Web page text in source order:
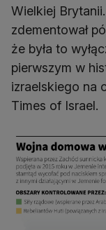
Wielkiej
zdementował
że była to
pierwszym w
izraelskiego na
Times of Israel.